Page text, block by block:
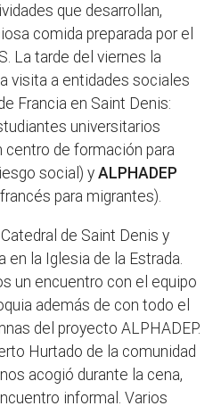
que desarrollan,
comida preparada por el
La tarde del viernes la
visita a entidades sociales
Francia en Saint Denis:
universitarios
centro de formación para
social) yALPHADEP
para migrantes).
de Saint Denis y
la Iglesia de la Estrada.
un encuentro con el equipo
además de con todo el
del proyecto ALPHADEP.
Hurtado de la comunidad
acogió durante la cena,
informal. Varios